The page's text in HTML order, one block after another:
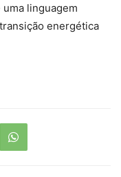
linguagem
energética